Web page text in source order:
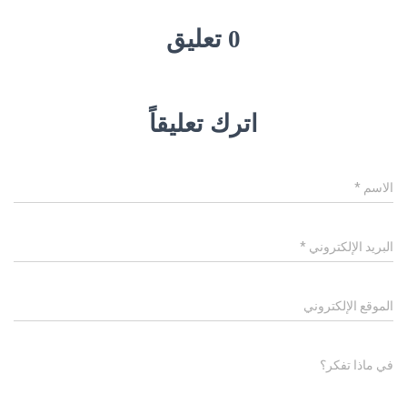
0 تعليق
اترك تعليقاً
الاسم *
البريد الإلكتروني *
الموقع الإلكتروني
في ماذا تفكر؟